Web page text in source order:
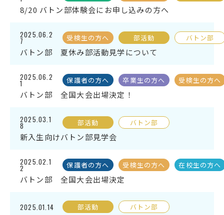
8/20 バトン部体験会にお申し込みの方へ
2025.06.2
7 受検生の方へ 部活動 バトン部
バトン部 夏休み部活動見学について
2025.06.2
1 保護者の方へ 卒業生の方へ 受検生の方へ
バトン部 全国大会出場決定！
2025.03.1
8 部活動 バトン部
新入生向けバトン部見学会
2025.02.1
2 保護者の方へ 受検生の方へ 在校生の方へ
バトン部 全国大会出場決定
2025.01.14 部活動 バトン部